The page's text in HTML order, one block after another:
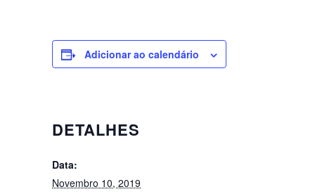
Adicionar ao calendário
DETALHES
Data:
Novembro 10, 2019